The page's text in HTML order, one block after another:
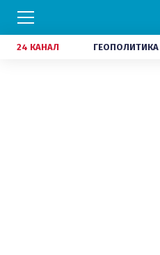
24 КАНАЛ ГЕОПОЛИТИКА